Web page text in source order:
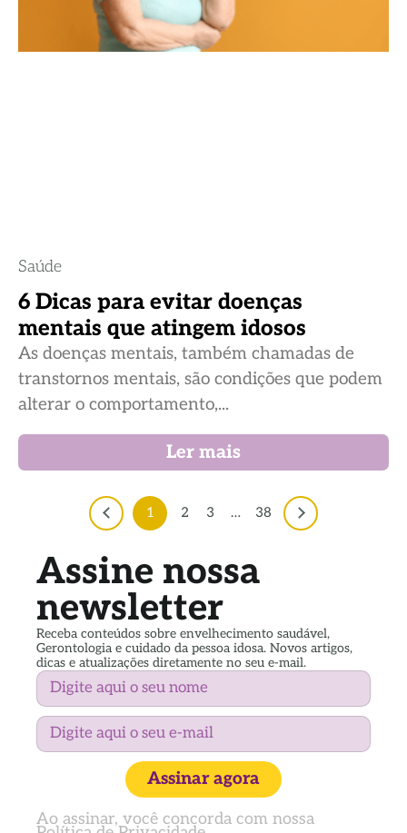
Saúde
6 Dicas para evitar doenças
mentais que atingem idosos
As doenças mentais, também chamadas de
transtornos mentais, são condições que podem
alterar o comportamento,...
Ler mais
1 2 3 … 38
Assine nossa
newsletter
Receba conteúdos sobre envelhecimento saudável,
Gerontologia e cuidado da pessoa idosa. Novos artigos,
dicas e atualizações diretamente no seu e-mail.
Assinar agora
Ao assinar, você concorda com nossa